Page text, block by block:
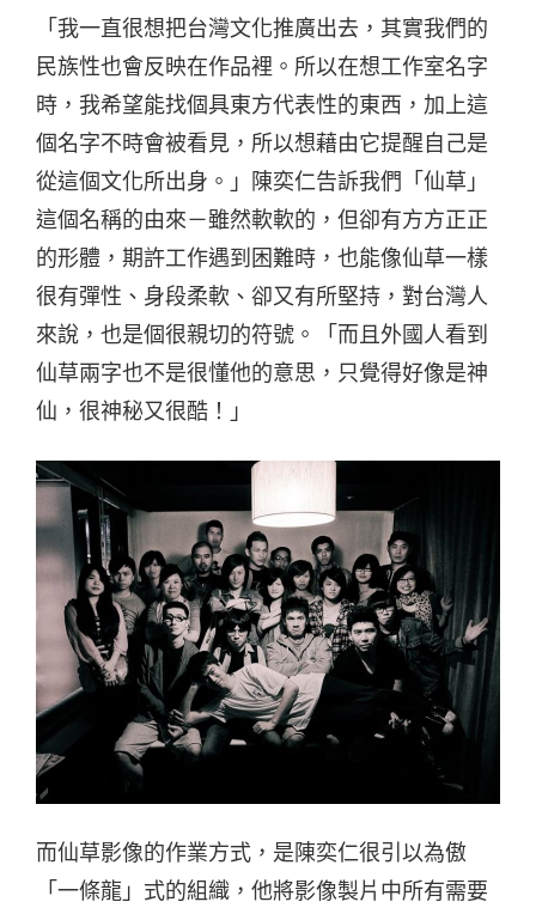
「我一直很想把台灣文化推廣出去，其實我們的
民族性也會反映在作品裡。所以在想工作室名字
時，我希望能找個具東方代表性的東西，加上這
個名字不時會被看見，所以想藉由它提醒自己是
從這個文化所出身。」陳奕仁告訴我們「仙草」
這個名稱的由來－雖然軟軟的，但卻有方方正正
的形體，期許工作遇到困難時，也能像仙草一樣
很有彈性、身段柔軟、卻又有所堅持，對台灣人
來說，也是個很親切的符號。「而且外國人看到
仙草兩字也不是很懂他的意思，只覺得好像是神
仙，很神秘又很酷！」
而仙草影像的作業方式，是陳奕仁很引以為傲
「一條龍」式的組織，他將影像製片中所有需要